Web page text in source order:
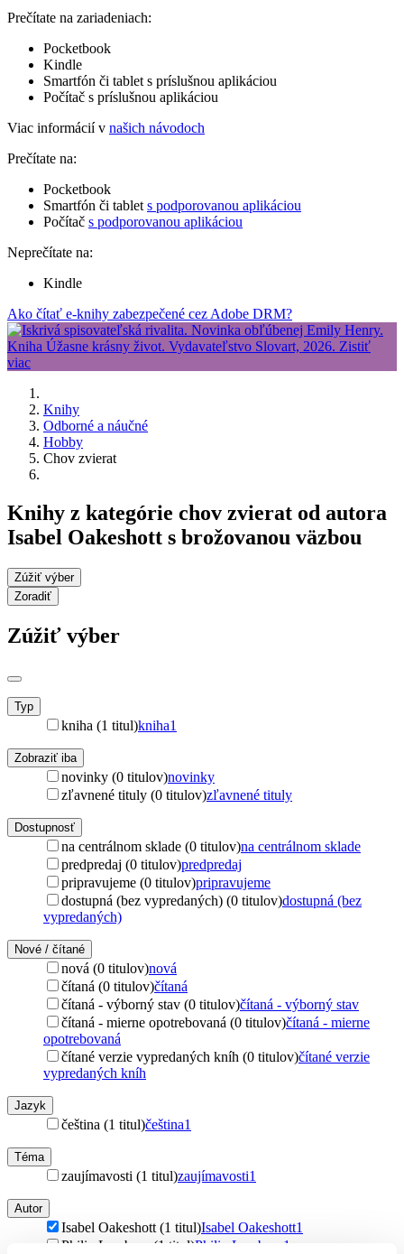
Prečítate na zariadeniach:
Pocketbook
Kindle
Smartfón či tablet s príslušnou aplikáciou
Počítač s príslušnou aplikáciou
Viac informácií v našich návodoch
Prečítate na:
Pocketbook
Smartfón či tablet s podporovanou aplikáciou
Počítač s podporovanou aplikáciou
Neprečítate na:
Kindle
Ako čítať e-knihy zabezpečené cez Adobe DRM?
Knihy
Odborné a náučné
Hobby
Chov zvierat
Knihy z kategórie chov zvierat od autora
Isabel Oakeshott s brožovanou väzbou
Zúžiť výber
Zoradiť
Zúžiť výber
Typ
kniha (1 titul)kniha1
Zobraziť iba
novinky (0 titulov)novinky
zľavnené tituly (0 titulov)zľavnené tituly
Dostupnosť
na centrálnom sklade (0 titulov)na centrálnom sklade
predpredaj (0 titulov)predpredaj
pripravujeme (0 titulov)pripravujeme
dostupná (bez vypredaných) (0 titulov)dostupná (bez
vypredaných)
Nové / čítané
nová (0 titulov)nová
čítaná (0 titulov)čítaná
čítaná - výborný stav (0 titulov)čítaná - výborný stav
čítaná - mierne opotrebovaná (0 titulov)čítaná - mierne
opotrebovaná
čítané verzie vypredaných kníh (0 titulov)čítané verzie
vypredaných kníh
Jazyk
čeština (1 titul)čeština1
Téma
zaujímavosti (1 titul)zaujímavosti1
Autor
Isabel Oakeshott (1 titul)Isabel Oakeshott1
Philip Lymbery (1 titul)Philip Lymbery 1